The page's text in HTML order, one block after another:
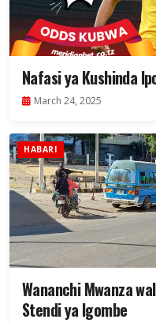
Nafasi ya Kushinda
March 24, 2025
HABARI
Wananchi Mwanza
Stendi ya Igombe